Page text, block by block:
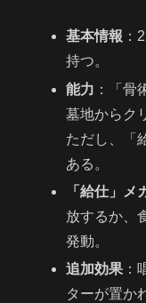
基本情報 ：
持つ。
能力 ：「骨
墓地からク
ただし、「
ある。
「給仕」メ
放するか、
発動。
追加効果 ：
ターが置か